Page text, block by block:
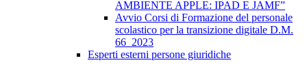
AMBIENTE APPLE: IPAD E JAMF”
Avvio Corsi di Formazione del personale
scolastico per la transizione digitale D.M.
66_2023
Esperti esterni persone giuridiche